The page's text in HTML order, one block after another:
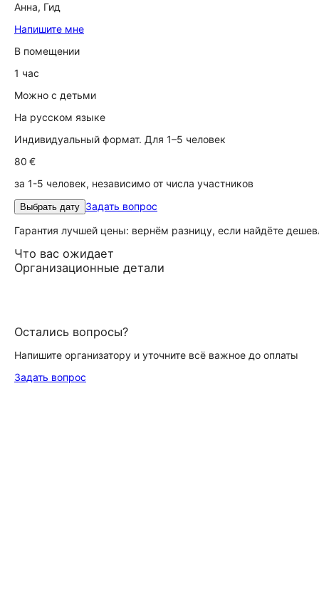
Анна, Гид
Напишите мне
В помещении
1 час
Можно с детьми
На русском языке
Индивидуальный формат. Для 1–5 человек
80 €
за 1-5 человек, независимо от числа участников
Выбрать дату Задать вопрос
Гарантия лучшей цены: вернём разницу, если найдёте
Что вас ожидает
Организационные детали
Остались вопросы?
Напишите организатору и уточните всё важное до оплаты
Задать вопрос